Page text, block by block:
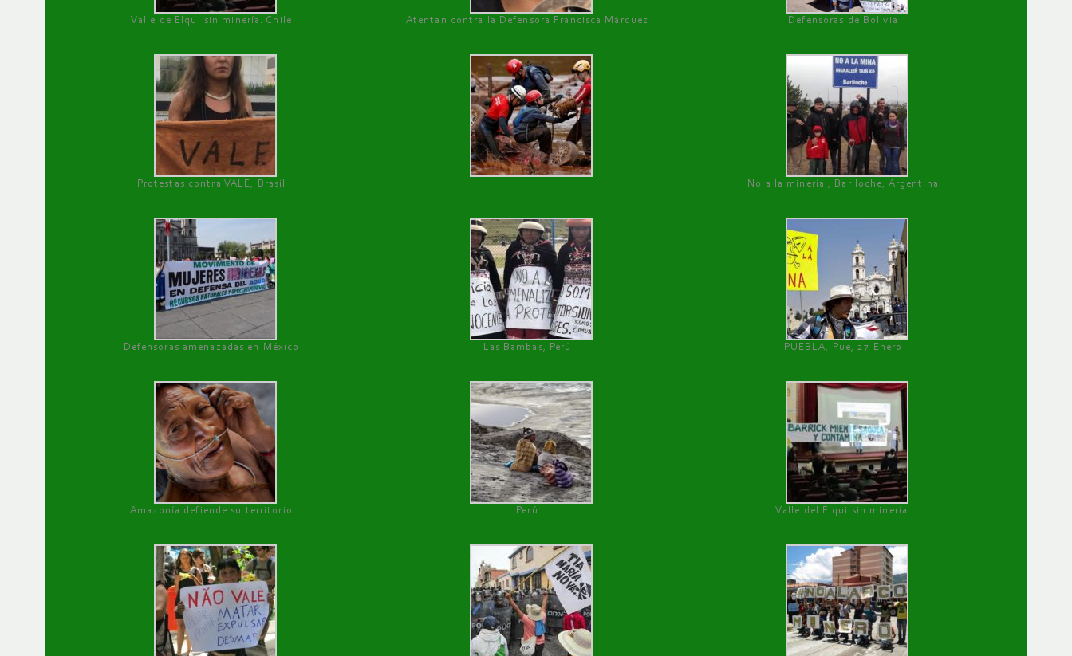
Valle de Elqui sin minería. Chile Atentan contra la Defensora Francisca Márquez Defensoras de Bolivia
Protestas contra VALE, Brasil No a la minería , Bariloche, Argentina
Defensoras amenazadas en México Las Bambas, Perú PUEBLA, Pue, 27 Enero
Amazonía defiende su territorio Perú Valle del Elqui sin minería.